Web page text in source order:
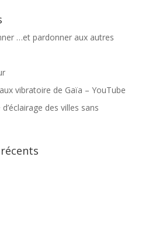
…et pardonner aux autres
vibratoire de Gaïa – YouTube
des villes sans